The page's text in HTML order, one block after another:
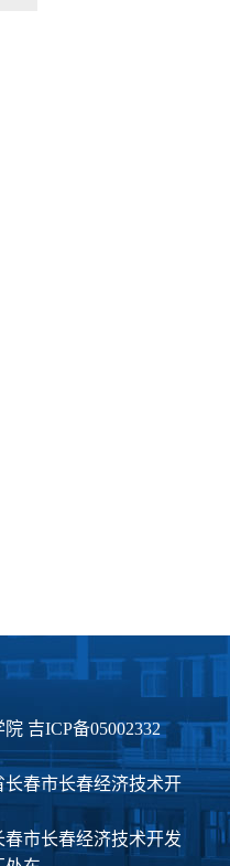
院 吉ICP备05002332
春市长春经济技术开
市长春经济技术开发